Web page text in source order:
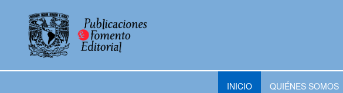
INICIO QUIÉNES SOMOS